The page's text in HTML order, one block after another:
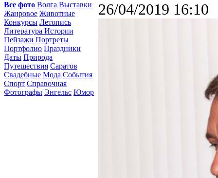
Все фото Волга Выставки
Жанровое Животные
Конкурсы Летопись
Литература Истории
Пейзажи Портреты
Портфолио Праздники
Даты Природа
Путешествия Саратов
Свадебные Мода События
Спорт Справочная
Фотографы Энгельс Юмор
26/04/2019 16:10